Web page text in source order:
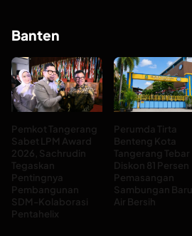
Banten
Pemkot Tangerang
Sabet LPM Award
2026, Sachrudin
Tegaskan
Pentingnya
Pembangunan
SDM-Kolaborasi
Pentahelix
Perumda Tirta
Benteng Kota
Tangerang Tebar
Diskon 81 Persen
Pemasangan
Sambungan Baru
Air Bersih